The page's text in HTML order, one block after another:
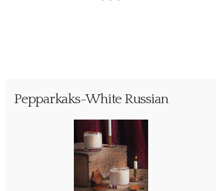
Pepparkaks-White Russian